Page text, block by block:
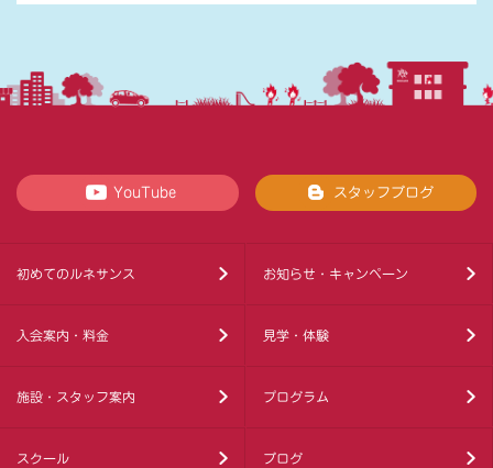
YouTube スタッフブログ
初めてのルネサンス お知らせ・キャンペーン
入会案内・料金 見学・体験
施設・スタッフ案内 プログラム
スクール ブログ